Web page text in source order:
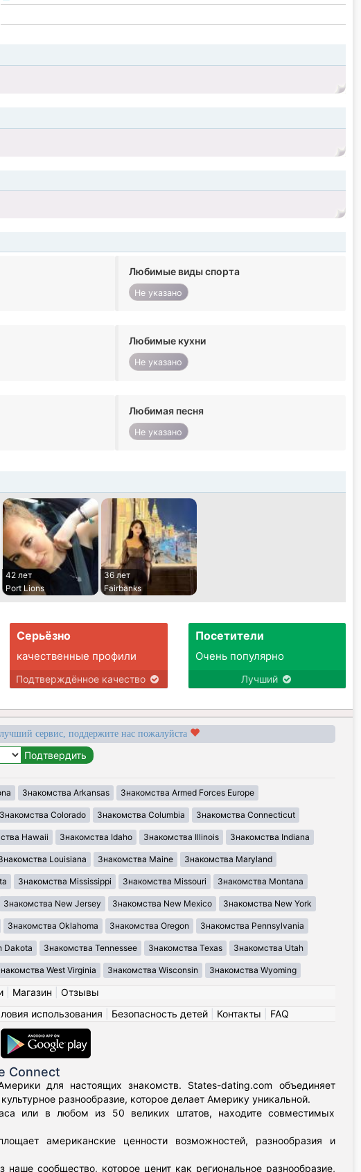
Любимые виды спорта
Не указано
Любимые кухни
Не указано
Любимая песня
Не указано
42 лет
Port Lions
36 лет
Fairbanks
Серьёзно
качественные профили
Подтверждённое качество
Посетители
Очень популярно
Лучший
сервис, поддержите нас пожалуйста
Знакомства Arkansas Знакомства Armed Forces Europe
Знакомства Colorado Знакомства Columbia Знакомства Connecticut
Hawaii Знакомства Idaho Знакомства Illinois Знакомства Indiana
Louisiana Знакомства Maine Знакомства Maryland
Знакомства Mississippi Знакомства Missouri Знакомства Montana
Знакомства New Jersey Знакомства New Mexico Знакомства New York
Знакомства Oklahoma Знакомства Oregon Знакомства Pennsylvania
Dakota Знакомства Tennessee Знакомства Texas Знакомства Utah
West Virginia Знакомства Wisconsin Знакомства Wyoming
| Магазин
Отзывы
использования Безопасность детей Контакты FAQ
Connect
для настоящих знакомств. States-dating.com объединяет
разнообразие, которое делает Америку уникальной.
или в любом из 50 великих штатов, находите совместимых
американские ценности возможностей, разнообразия и
сообщество, которое ценит как региональное разнообразие,